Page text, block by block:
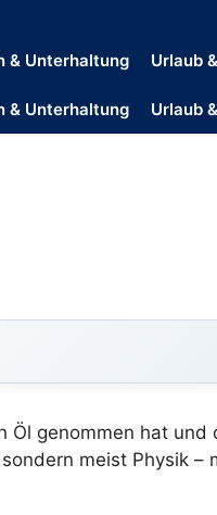
& Unterhaltung Urlaub
& Unterhaltung Urlaub
Öl genommen hat und
meist Physik –